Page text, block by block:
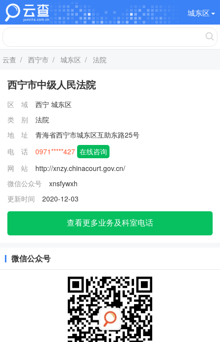
城东区
云查 / 西宁市 / 城东区 / 法院
西宁市中级人民法院
区 域 西宁 城东区
类 别
法院
地 址
青海省西宁市城东区互助东路25号
电 话
0971*****427 在线咨询
网 站
http://xnzy.chinacourt.gov.cn/
微信公众号
xnsfywxh
更新时间
2020-12-03
查看更多业务及科室电话
微信公众号